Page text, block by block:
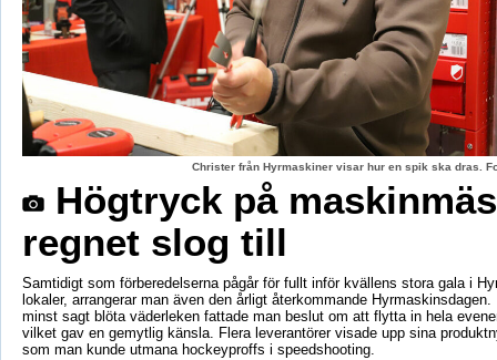
Christer från Hyrmaskiner visar hur en spik ska dras.
Högtryck på
regnet slog till
Samtidigt som förberedelserna pågår för fullt inför kvällens stora gala i
lokaler, arrangerar man även den årligt återkommande Hyrmaskinsdagen.
minst sagt blöta väderleken fattade man beslut om att flytta in hela
vilket gav en gemytlig känsla. Flera leverantörer visade upp sina
som man kunde utmana hockeyproffs i speedshooting.